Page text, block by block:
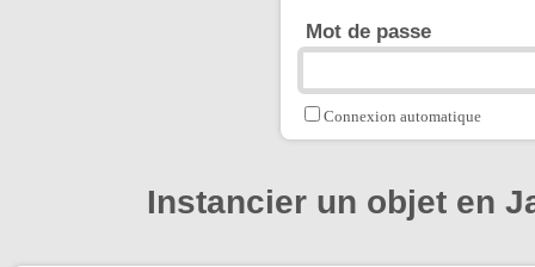
Mot de passe
Connexion automatique
Instancier un objet en